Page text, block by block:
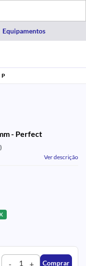
Equipamentos
P
- Perfect
Ver descrição
- + Comprar